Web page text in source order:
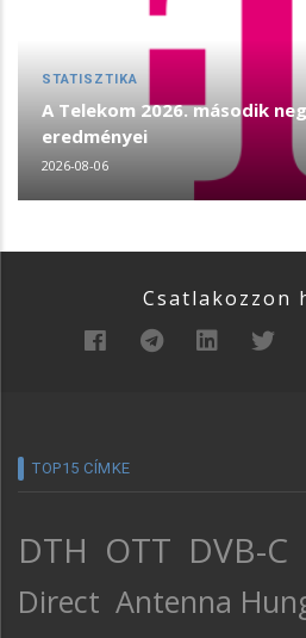
STATISZTIKA
A Telekom 2026. második
eredményei
2026-08-06
Csatlakozzon
TOP15 CÍMKE
DTH OTT DVB-C
Direct Antenna